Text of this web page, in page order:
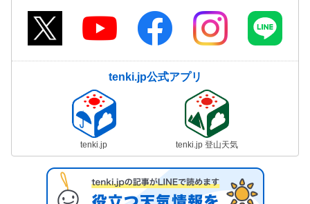
tenki.jp公式アプリ
tenki.jp tenki.jp 登山天気